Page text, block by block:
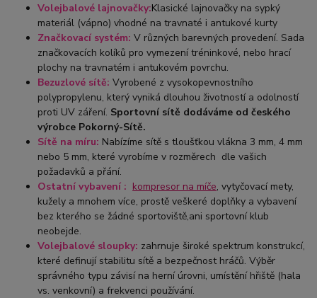
Volejbalové lajnovačky:Klasické lajnovačky na sypký
materiál (vápno) vhodné na travnaté i antukové kurty
Značkovací systém:V různých barevných provedení. Sada
značkovacích kolíků pro vymezení tréninkové, nebo hrací
plochy na travnatém i antukovém povrchu.
Bezuzlové sítě: Vyrobené z vysokopevnostního
polypropylenu, který vyniká dlouhou životností a odolností
proti UV záření. Sportovní sítě dodáváme od českého
výrobce Pokorný-Sítě.
Sítě na míru: Nabízíme sítě s tloušťkou vlákna 3 mm, 4 mm
nebo 5 mm, které vyrobíme v rozměrech dle vašich
požadavků a přání.
Ostatní vybavení : kompresor na míče, vytyčovací mety,
kužely a mnohem více, prostě veškeré doplňky a vybavení
bez kterého se žádné sportoviště,ani sportovní klub
neobejde.
Volejbalové sloupky: zahrnuje široké spektrum konstrukcí,
které definují stabilitu sítě a bezpečnost hráčů. Výběr
správného typu závisí na herní úrovni, umístění hřiště (hala
vs. venkovní) a frekvenci používání.